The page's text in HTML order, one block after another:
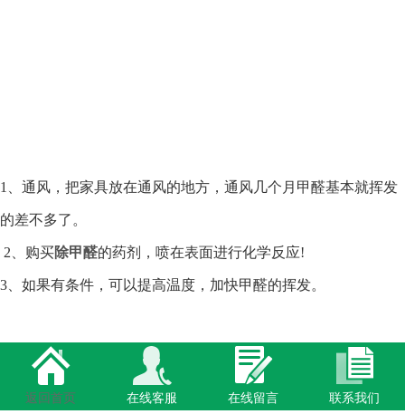
1、通风，把家具放在通风的地方，通风几个月甲醛基本就挥发
的差不多了。
2、购买除甲醛的药剂，喷在表面进行化学反应!
3、如果有条件，可以提高温度，加快甲醛的挥发。
返回首页 在线客服 在线留言 联系我们